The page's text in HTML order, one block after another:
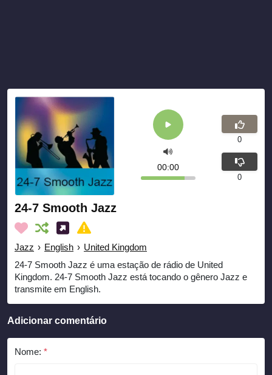
24-7 Smooth Jazz
Jazz › English › United Kingdom
24-7 Smooth Jazz é uma estação de rádio de United
Kingdom. 24-7 Smooth Jazz está tocando o gênero Jazz e
transmite em English.
00:00
0
0
Adicionar comentário
Nome: *